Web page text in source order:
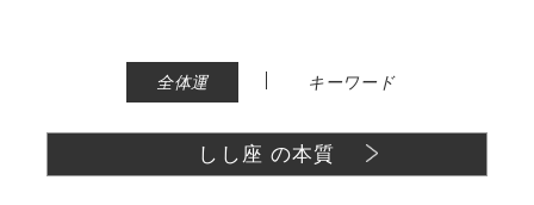
全体運 | キーワード
しし座 の本質